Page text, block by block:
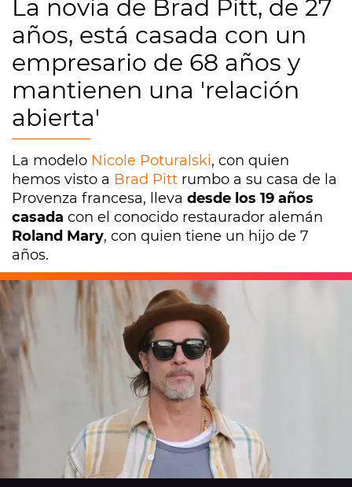
La novia de Brad Pitt, de 27
años, está casada con un
empresario de 68 años y
mantienen una 'relación
abierta'
La modelo Nicole Poturalski, con quien
hemos visto a Brad Pitt rumbo a su casa de la
Provenza francesa, lleva desde los 19 años
casada con el conocido restaurador alemán
Roland Mary, con quien tiene un hijo de 7
años.